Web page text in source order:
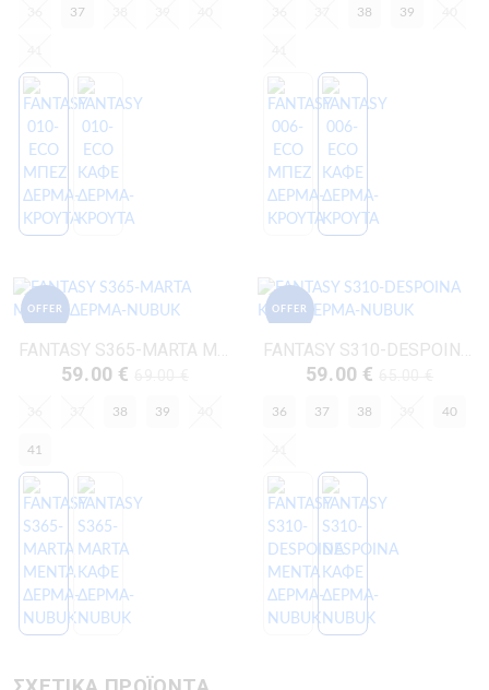
37 38 39
OFFER
59.00 €
38 39
41
OFFER
59.00 €
36 37 38 40